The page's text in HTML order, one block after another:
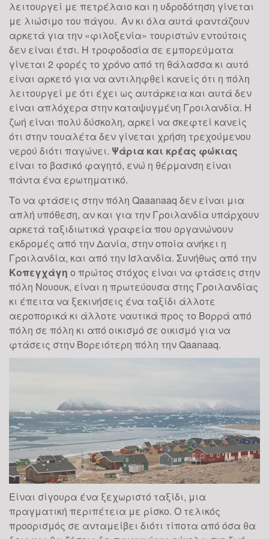
λειτουργεί με πετρέλαιο και η υδροδότηση γίνεται
με λιώσιμο του πάγου. Αν κι όλα αυτά φαντάζουν
αρκετά για την «φιλοξενία» τουριστών εντούτοις
δεν είναι έτσι. Η τροφοδοσία σε εμπορεύματα
γίνεται 2 φορές το χρόνο από τη θάλασσα κι αυτό
είναι αρκετό για να αντιληφθεί κανείς ότι η πόλη
λειτουργεί με ότι έχει ως αυτάρκεια και αυτά δεν
είναι απλόχερα στην καταψυγμένη Γροιλανδία. Η
ζωή είναι πολύ δύσκολη, αρκεί να σκεφτεί κανείς
ότι στην τουαλέτα δεν γίνεται χρήση τρεχούμενου
νερού διότι παγώνει. Ψάρια και κρέας φώκιας
είναι το βασικό φαγητό, ενώ η θέρμανση είναι
πάντα ένα ερωτηματικό.
Το να φτάσεις στην πόλη Qaaanaaq δεν είναι μια
απλή υπόθεση, αν και για την Γροιλανδία υπάρχουν
αρκετά ταξιδιωτικά γραφεία που οργανώνουν
εκδρομές από την Δανία, στην οποία ανήκει η
Γροιλανδία, και από την Ισλανδία. Συνήθως από την
Κοπεγχάγη ο πρώτος στόχος είναι να φτάσεις στην
πόλη Νουουκ, είναι η πρωτεύουσα στης Γροιλανδίας
κι έπειτα να ξεκινήσεις ένα ταξίδι άλλοτε
αεροπορικά κι άλλοτε ναυτικά προς το Βορρά από
πόλη σε πόλη κι από οικισμό σε οικισμό για να
φτάσεις στην Βορειότερη πόλη τηνQaanaaq.
Είναι σίγουρα ένα ξεχωριστό ταξίδι, μια
πραγματική περιπέτεια με ρίσκο. Ο τελικός
προορισμός σε ανταμείβει διότι τίποτα από όσα θα
28
ΙΑΝ
Yoga: ένα trend που
γίνεται must
Εάν κάποιος προσεγγίζει τη γιόγκα απλά
σαν μόδα, που κάποια στιγμή θα φθίνει,
θα πρέπει μάλλον να αναθεωρήσει. Σε
μία εποχή που χαρακτηρίζεται από
ταχύτατους ρυθμούς, άγχος και
φαινόμενα κατάθλιψης,...
09
ΙΑΝ
Η ευτυχία δεν είναι τύχη αλλά επιλογή.
Οι επιλογές μας οπότε καθορίζουν το αν
θα είμαστε ευτυχισμένοι ή όχι. Αν
θέλουμε να βρούμε την ευτυχία
χρειάζεται να κατανοήσουμε αρχικά τους
παράγοντες που...
Πως να ξεκινήσουμε τη